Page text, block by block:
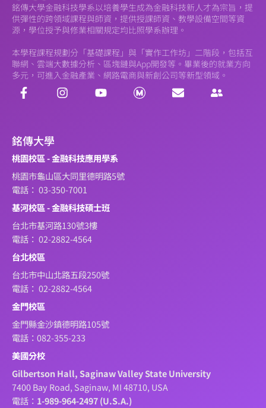
銘傳大學金融科技學系以培養學生成為金融科技新人才為宗旨，提
供彈性的跨領域課程與師資，提供授課師資、教學設備空間等資
源，學位授予與修業相關規定均比照學系辦理。
本學程課程規劃分「基礎課程」與「實作工作坊」二階段，包括互
聯網、雲端大數據分析、區塊鏈與App開發等。畢業後的就業方向
多元，可進入金融產業、網路電商與新創公司等新型領域。
銘傳大學
桃園校區 - 金融科技應用學系
桃園市龜山區大同里德明路5號
電話： 03-350-7001
基河校區 - 金融科技碩士班
台北市基河路130號3樓
電話： 02-2882-4564
台北校區
台北市中山北路五段250號
電話： 02-2882-4564
金門校區
金門縣金沙鎮德明路105號
電話：082-355-233
美國分校
Gilbertson Hall, Saginaw Valley State University
7400 Bay Road, Saginaw, MI 48710, USA
電話： 1-989-964-2497 (U.S.A.)